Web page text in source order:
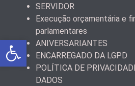
SERVIDOR
Execução orçamentária e
parlamentares
ANIVERSARIANTES
ENCARREGADO DA LGPD
POLÍTICA DE
DADOS
Abrir a barra de